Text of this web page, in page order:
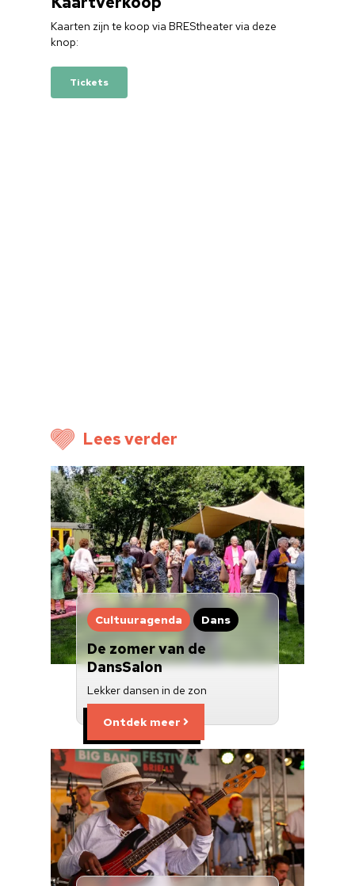
Kaarten zijn te koop via BREStheater via deze
knop:
Tickets
Lees verder
Cultuuragenda Dans
De zomer van de
DansSalon
Lekker dansen in de zon
Ontdek meer